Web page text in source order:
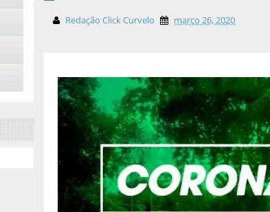
Redação Click Curvelo março 26, 2020